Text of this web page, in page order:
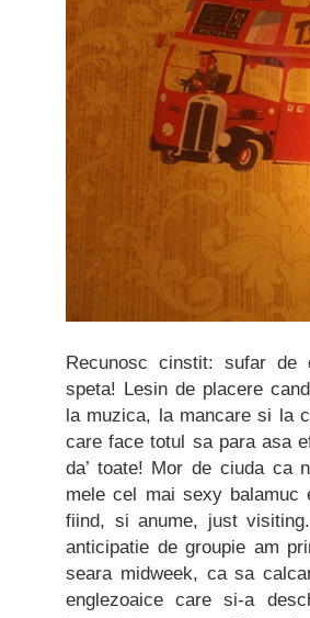
Recunosc cinstit: sufar
speta! Lesin de placere
la muzica, la mancare si la
care face totul sa para asa
da’ toate! Mor de ciuda ca
mele cel mai sexy
fiind, si anume, just
anticipatie de groupie am
seara midweek, ca sa
englezoaice care si-a